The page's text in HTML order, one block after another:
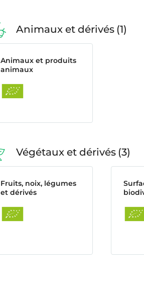
Animaux et dérivés 1
Animaux et produits
animaux
Végétaux et dérivés 3
Fruits, noix, légumes
et dérivés